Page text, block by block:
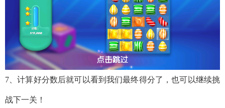
7、计算好分数后就可以看到我们最终得分了，也可以继续挑
战下一关！